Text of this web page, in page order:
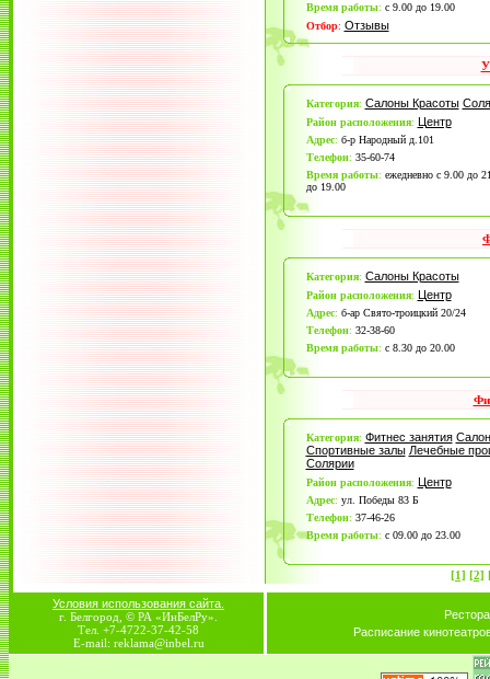
Время работы: с 9.00 до 19.00
Отбор: Отзывы
Категория: Салоны Красоты
Район расположения: Центр
Адрес: б-р Народный д.101
Телефон: 35-60-74
Время работы: ежедневно с 9.00 до
до 19.00
Категория: Салоны Красоты
Район расположения: Центр
Адрес: б-ар Свято-троицкий 20/24
Телефон: 32-38-60
Время работы: с 8.30 до 20.00
Категория: Фитнес занятия
Спортивные залы Лечебные
Солярии
Район расположения: Центр
Адрес: ул. Победы 83 Б
Телефон: 37-46-26
Время работы: с 09.00 до 23.00
[1] [2]
Условия использования сайта.
г. Белгород, © РА «ИнБелРу».
Тел. +7-4722-37-42-58
E-mail: reklama@inbel.ru
Расписание